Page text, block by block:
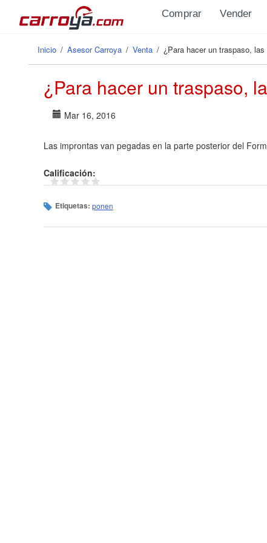
Pasar al contenido principal
Comprar Vender
Se encuentra usted aquí
Inicio / Asesor Carroya / Venta / ¿Para hacer un traspaso,
¿Para hacer un traspaso,
Mar 16, 2016
Las improntas van pegadas en la parte posterior del
Calificación:
Etiquetas: ponen